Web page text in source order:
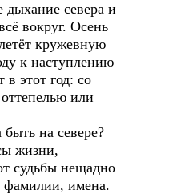
дыхание севера и
вокруг. Осень
кружевную
к наступлению
этот год: со
или
на севере?
жизни,
судьбы нещадно
фамилии, имена.